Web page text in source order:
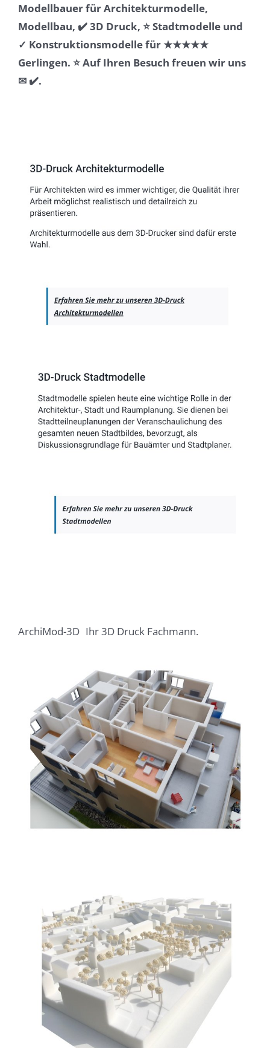
Modellbauer für Architekturmodelle,
Modellbau, ✔️ 3D Druck, ⭐ Stadtmodelle und
✓ Konstruktionsmodelle für ★★★★★
Gerlingen. ⭐ Auf Ihren Besuch freuen wir uns
✉ ✔️.
ArchiMod-3D Ihr 3D Druck Fachmann.